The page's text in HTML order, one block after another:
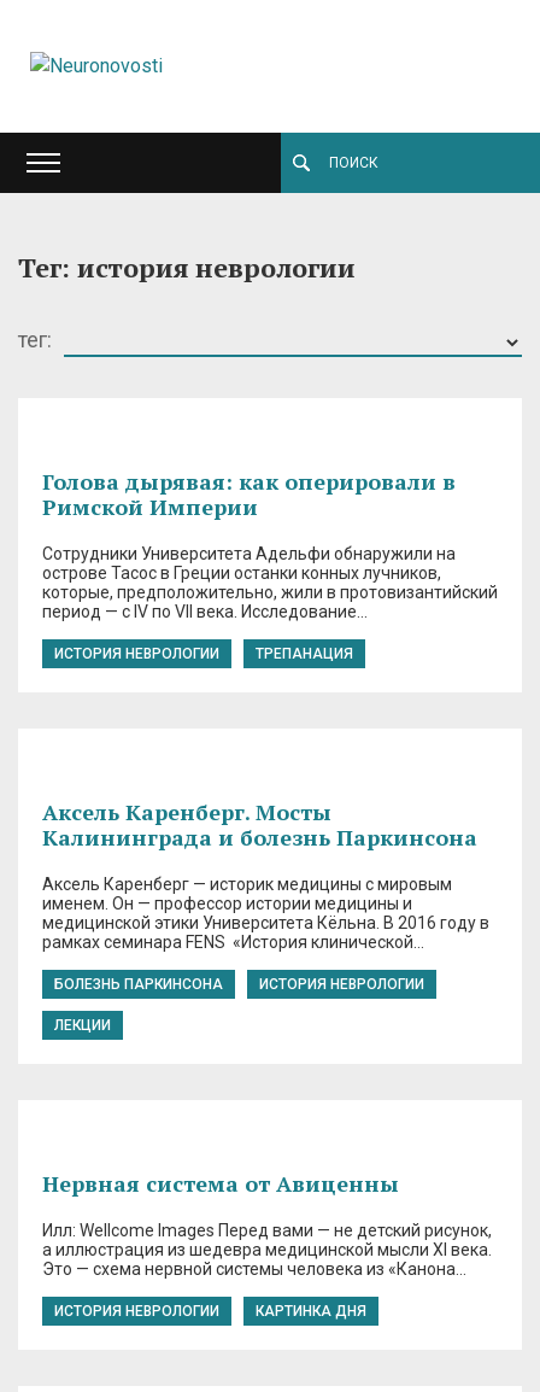
Тег: история неврологии
тег:
Голова дырявая: как оперировали в
Римской Империи
Сотрудники Университета Адельфи обнаружили на
острове Тасос в Греции останки конных лучников,
которые, предположительно, жили в протовизантийский
период — с IV по VII века. Исследование…
ИСТОРИЯ НЕВРОЛОГИИ ТРЕПАНАЦИЯ
Аксель Каренберг. Мосты
Калининграда и болезнь Паркинсона
Аксель Каренберг — историк медицины с мировым
именем. Он — профессор истории медицины и
медицинской этики Университета Кёльна. В 2016 году в
рамках семинара FENS «История клинической…
БОЛЕЗНЬ ПАРКИНСОНА ИСТОРИЯ НЕВРОЛОГИИ
ЛЕКЦИИ
Нервная система от Авиценны
Илл: Wellcome Images Перед вами — не детский рисунок,
а иллюстрация из шедевра медицинской мысли XI века.
Это — схема нервной системы человека из «Канона…
ИСТОРИЯ НЕВРОЛОГИИ КАРТИНКА ДНЯ